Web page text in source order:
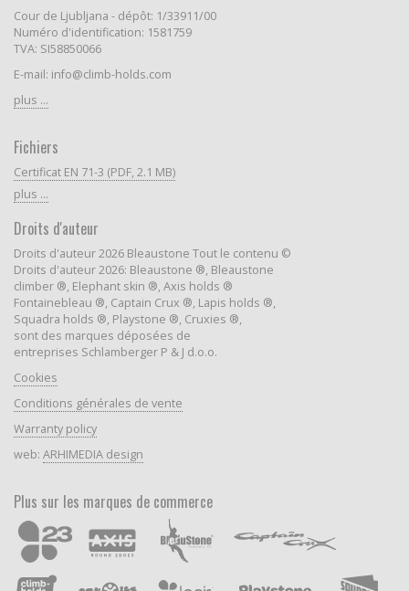
Cour de Ljubljana - dépôt: 1/33911/00
Numéro d'identification: 1581759
TVA: SI58850066
E-mail: info@climb-holds.com
plus ...
Fichiers
Certificat EN 71-3 (PDF, 2.1 MB)
plus ...
Droits d'auteur
Droits d'auteur 2026 Bleaustone Tout le contenu ©
Droits d'auteur 2026: Bleaustone ®, Bleaustone
climber ®, Elephant skin ®, Axis holds ®
Fontainebleau ®, Captain Crux ®, Lapis holds ®,
Squadra holds ®, Playstone ®, Cruxies ®,
sont des marques déposées de
entreprises Schlamberger P & J d.o.o.
Cookies
Conditions générales de vente
Warranty policy
web: ARHIMEDIA design
Plus sur les marques de commerce